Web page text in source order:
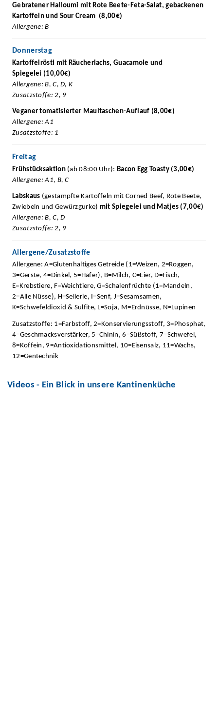
Gebratener Halloumi mit Rote Beete-Feta-Salat, gebackenen
Kartoffeln und Sour Cream (8,00€)
Allergene: B
Donnerstag
Kartoffelrösti mit Räucherlachs, Guacamole und
Spiegelei (10,00€)
Allergene: B, C, D, K
Zusatzstoffe: 2, 9
Veganer tomatisierter Maultaschen-Auflauf (8,00€)
Allergene: A1
Zusatzstoffe: 1
Freitag
Frühstücksaktion (ab 08:00 Uhr): Bacon Egg Toasty (3,00€)
Allergene: A1, B, C
Labskaus (gestampfte Kartoffeln mit Corned Beef, Rote Beete,
Zwiebeln und Gewürzgurke) mit Spiegelei und Matjes (7,00€)
Allergene: B, C, D
Zusatzstoffe: 2, 9
Allergene/Zusatzstoffe
Allergene: A=Glutenhaltiges Getreide (1=Weizen, 2=Roggen,
3=Gerste, 4=Dinkel, 5=Hafer), B=Milch, C=Eier, D=Fisch,
E=Krebstiere, F=Weichtiere, G=Schalenfrüchte (1=Mandeln,
2=Alle Nüsse), H=Sellerie, I=Senf, J=Sesamsamen,
K=Schwefeldioxid & Sulfite, L=Soja, M=Erdnüsse, N=Lupinen
Zusatzstoffe: 1=Farbstoff, 2=Konservierungsstoff, 3=Phosphat,
4=Geschmacksverstärker, 5=Chinin, 6=Süßstoff, 7=Schwefel,
8=Koffein, 9=Antioxidationsmittel, 10=Eisensalz, 11=Wachs,
12=Gentechnik
Videos - Ein Blick in unsere Kantinenküche